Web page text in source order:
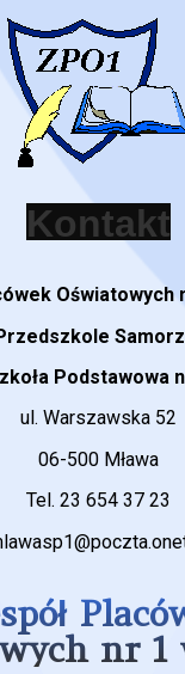
Oświatowych
Podstawowa
ul. Warszawska 52
06-500 Mława
Tel. 23 654 37 23
nr 1